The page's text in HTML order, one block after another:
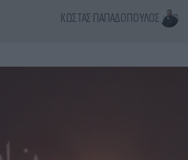
ΚΏΣΤΑΣ ΠΑΠΑΔΌΠΟΥΛΟΣ